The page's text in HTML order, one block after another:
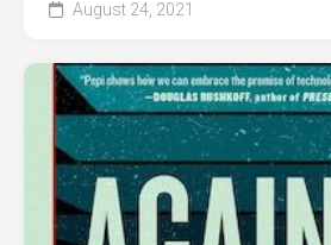
August 24, 2021